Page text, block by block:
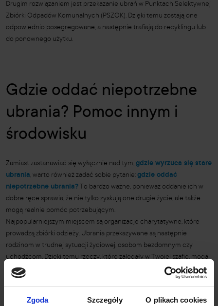
Zgoda Szczegóły O plikach cookies
Drugim rozwiązaniem jest przekazanie ubrań w Punktach Selektywnej
Zbiórki Odpadów Komunalnych (PSZOK). Dzięki temu zostają one
odpowiednio posegregowane, a następnie trafiają do recyklingu lub
do ponownego użytku.
Gdzie oddać niepotrzebne
ubrania? Pomoc innym i
środowisku
Zamiast zastanawiać się wyłącznie nad tym,gdzie wyrzuca się stare
ubrania, warto również zadać sobie pytanie:gdzie oddać
niepotrzebne ubrania? To bardzo ważne, ponieważ oddanie ich w
dobre ręce sprawia, że nie tylko zyskują one drugie życie, ale także
mogą realnie pomóc potrzebującym.
Najpopularniejszym miejscem są organizacje charytatywne, które
prowadzą zbiórki odzieży. Ubrania przekazywane są następnie
rodzinom w trudnej sytuacji życiowej, osobom bezdomnym czy
uchodźcom. Dzięki temu rzeczy, które zalegały w Twojej szafie, mogą
stać się czymś niezwykle wartościowym dla kogoś innego.
Coraz więcej sklepów odzieżowych oferuje także specjalne programy
otrzymują zniżki na zakupy. To doskonały sposób, aby jednocześnie